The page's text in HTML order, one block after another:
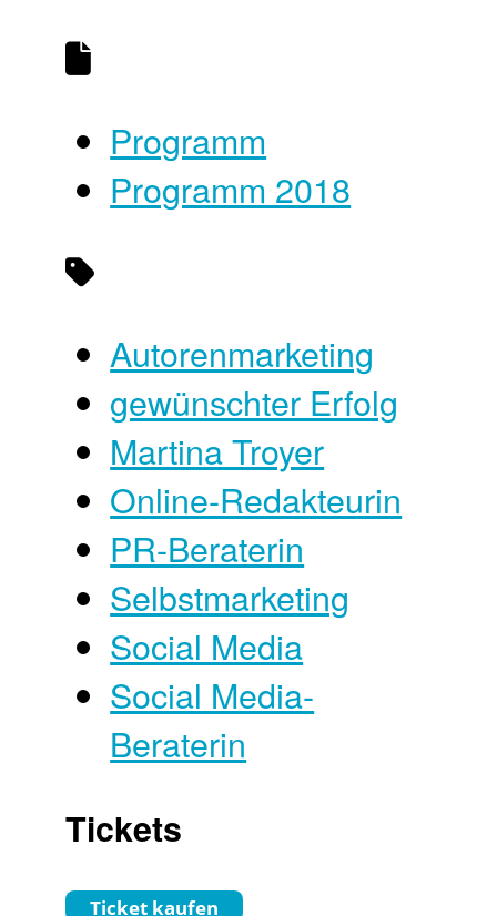
Programm
Programm 2018
Autorenmarketing
gewünschter Erfolg
Martina Troyer
Online-Redakteurin
PR-Beraterin
Selbstmarketing
Social Media
Social Media-
Beraterin
Tickets
Ticket kaufen